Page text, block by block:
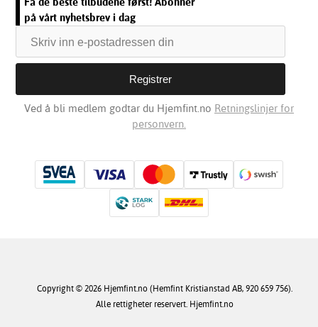
på vårt nyhetsbrev i dag
Ved å bli medlem godtar du Hjemfint.no Retningslinjer for
personvern.
Copyright © 2026 Hjemfint.no (Hemfint Kristianstad AB, 920 659 756).
Alle rettigheter reservert. Hjemfint.no